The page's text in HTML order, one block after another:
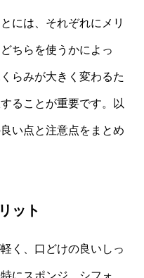
には、それぞれにメリ
ちらを使うかによっ
らみが大きく変わるた
ることが重要です。以
い点と注意点をまとめ
ット
く、口どけの良いしっ